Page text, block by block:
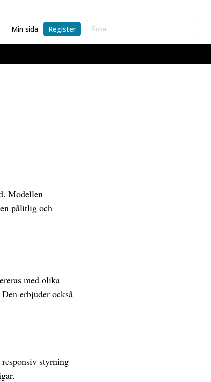
Min sida Register
Modellen
pålitlig och
med olika
erbjuder också
styrning